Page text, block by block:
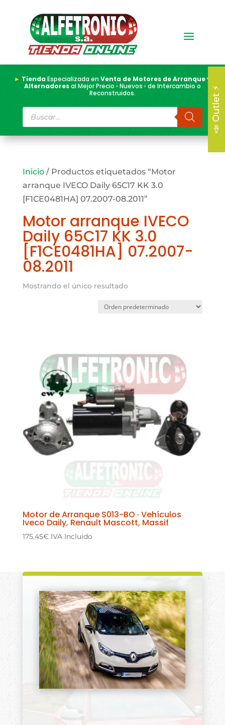
► TiendaEspecializada enVenta de Motores de Arranque y
Alternadoresal Mejor Precio › Nuevos › de Intercambio o
Reconstruidos.
Búsqueda
de
productos
Inicio/ Productos etiquetados “Motor
arranque IVECO Daily 65C17 KK 3.0
[F1CE0481HA] 07.2007-08.2011”
Motor arranque IVECO
Daily 65C17 KK 3.0
[F1CE0481HA] 07.2007-
08.2011
Mostrando el único resultado
Motor de Arranque S013-BO · Vehículos
Iveco Daily, Renault Mascott, Massif
175,45€ IVA Incluido
📣 Outlet ⚡